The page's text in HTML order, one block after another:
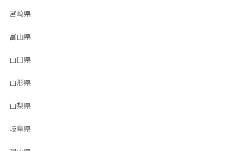
宮崎県
富山県
山口県
山形県
山梨県
岐阜県